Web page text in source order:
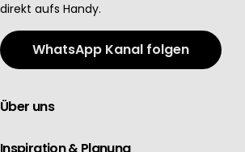
direkt aufs Handy.
WhatsApp Kanal folgen
Über uns
Inspiration & Planung